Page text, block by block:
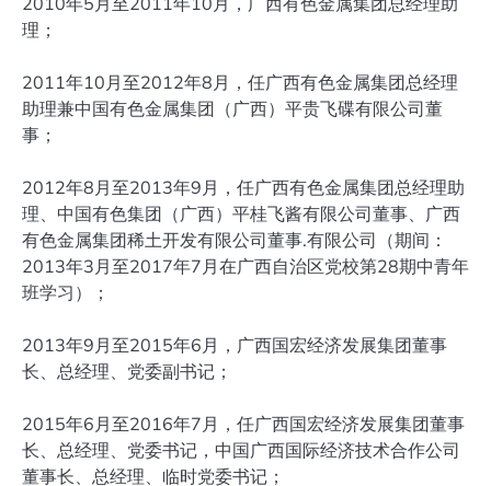
理；
2011年10月至2012年8月，任广西有色金属集团总经理
助理兼中国有色金属集团（广西）平贵飞碟有限公司董
事；
2012年8月至2013年9月，任广西有色金属集团总经理助
理、中国有色集团（广西）平桂飞酱有限公司董事、广西
有色金属集团稀土开发有限公司董事.有限公司（期间：
2013年3月至2017年7月在广西自治区党校第28期中青年
班学习）；
2013年9月至2015年6月，广西国宏经济发展集团董事
长、总经理、党委副书记；
2015年6月至2016年7月，任广西国宏经济发展集团董事
长、总经理、党委书记，中国广西国际经济技术合作公司
董事长、总经理、临时党委书记；